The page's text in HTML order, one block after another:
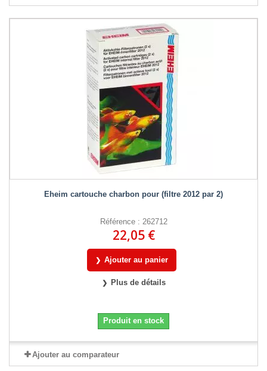
Eheim cartouche charbon pour (filtre 2012 par 2)
Référence : 262712
22,05 €
Ajouter au panier
Plus de détails
Produit en stock
Ajouter au comparateur